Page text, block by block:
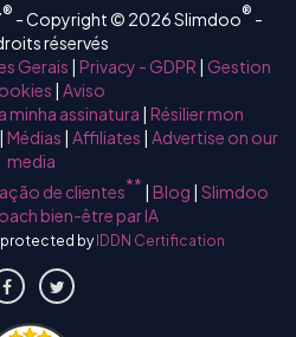
® - Copyright © 2026 Slimdoo® -
réservés
Gerais | Privacy - GDPR | Gestion
| Aviso
minha assinatura | Résilier mon
| Médias | Affiliates | Advertise on our
media
de clientes** | Blog | Slimdoo
bien-être par IA
protected by IDDN Certification